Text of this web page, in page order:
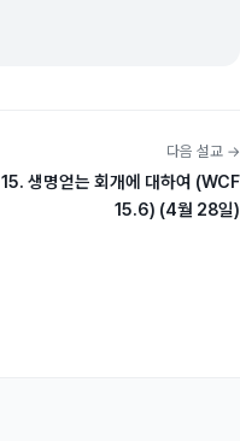
다음 설교 →
15. 생명얻는 회개에 대하여 (WCF
15.6) (4월 28일)